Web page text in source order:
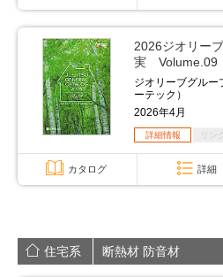
2026ジオリー
実 Volume.09
ジオリーブグルー
ーテック）
2026年4月
詳細情報 リン
カタログ 詳細
住宅系 断熱材 防音材